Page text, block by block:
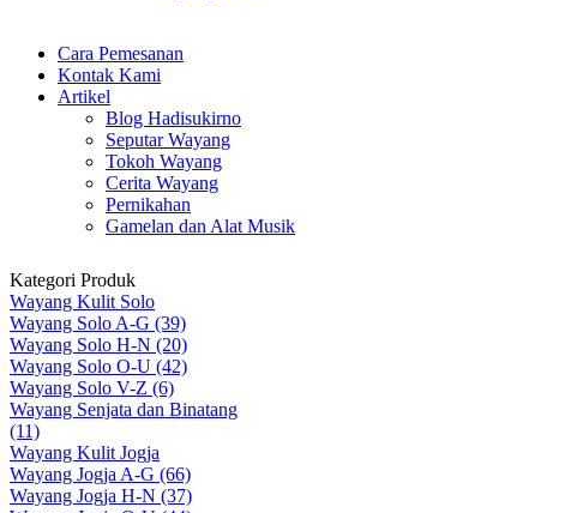
Cara Pemesanan
Kontak Kami
Artikel
Blog Hadisukirno
Seputar Wayang
Tokoh Wayang
Cerita Wayang
Pernikahan
Gamelan dan Alat Musik
Kategori Produk
Wayang Kulit Solo
Wayang Solo A-G (39)
Wayang Solo H-N (20)
Wayang Solo O-U (42)
Wayang Solo V-Z (6)
Wayang Senjata dan Binatang
(11)
Wayang Kulit Jogja
Wayang Jogja A-G (66)
Wayang Jogja H-N (37)